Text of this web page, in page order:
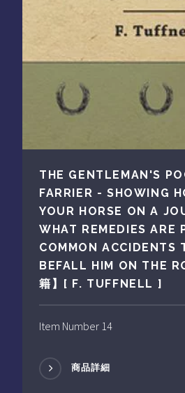
THE GENTLEMAN'S
FARRIER - SHOWING
YOUR HORSE ON A
WHAT REMEDIES ARE
COMMON ACCIDENTS
BEFALL HIM ON THE
籍】[ F. TUFFNELL ]
Item Number 14
商品詳細